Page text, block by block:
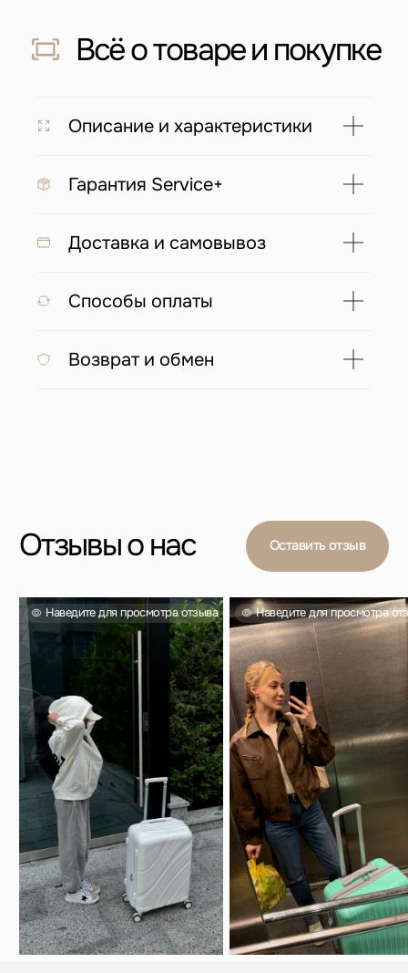
Описание и характеристики
Гарантия Service+
Доставка и самовывоз
Способы оплаты
Возврат и обмен
Напишите отзыв о нас в соц. сетях
и получите скидку 500 руб на заказ
Проверенный выбор тысяч покупателей
Вас также могут
заинтересовать